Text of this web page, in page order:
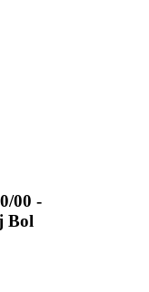
00 -
Bol